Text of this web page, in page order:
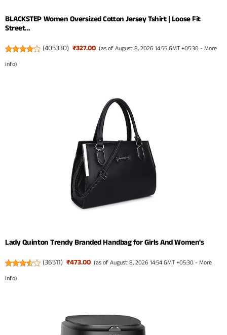
BLACKSTEP Women Oversized Cotton Jersey Tshirt | Loose Fit
Street...
(405330) ₹327.00 (as of August 8, 2026 14:55 GMT +05:30 -More
info)
Lady Quinton Trendy Branded Handbag for Girls And Women's
(36511) ₹473.00 (as of August 8, 2026 14:54 GMT +05:30 -More
info)